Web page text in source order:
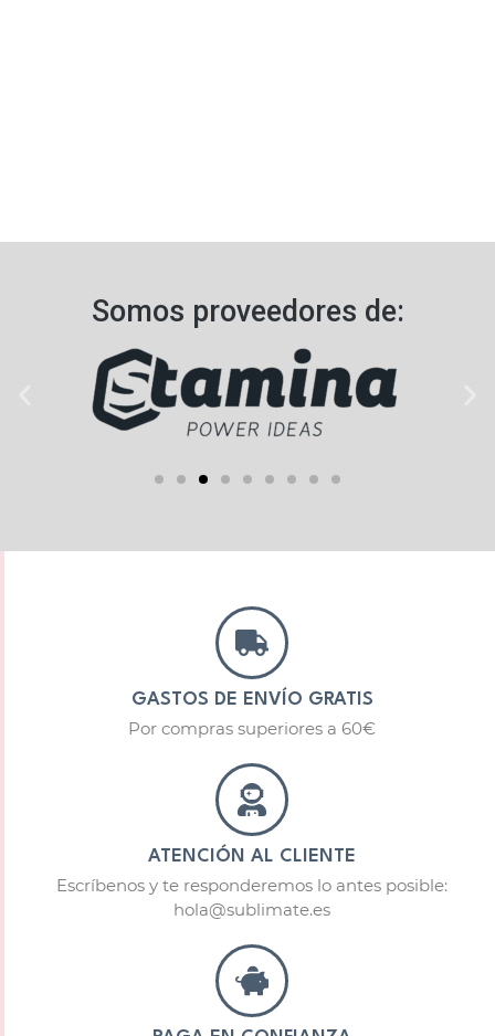
Somos proveedores de:​
GASTOS DE ENVÍO GRATIS
Por compras superiores a 60€
ATENCIÓN AL CLIENTE
Escríbenos y te responderemos lo antes posible:
hola@sublimate.es